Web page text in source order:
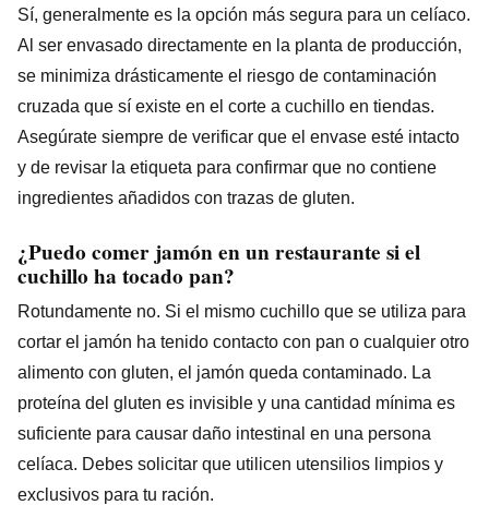
Sí, generalmente es la opción más segura para un celíaco.
Al ser envasado directamente en la planta de producción,
se minimiza drásticamente el riesgo de contaminación
cruzada que sí existe en el corte a cuchillo en tiendas.
Asegúrate siempre de verificar que el envase esté intacto
y de revisar la etiqueta para confirmar que no contiene
ingredientes añadidos con trazas de gluten.
¿Puedo comer jamón en un restaurante si el
cuchillo ha tocado pan?
Rotundamente no. Si el mismo cuchillo que se utiliza para
cortar el jamón ha tenido contacto con pan o cualquier otro
alimento con gluten, el jamón queda contaminado. La
proteína del gluten es invisible y una cantidad mínima es
suficiente para causar daño intestinal en una persona
celíaca. Debes solicitar que utilicen utensilios limpios y
exclusivos para tu ración.